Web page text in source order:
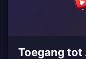
Toegang tot